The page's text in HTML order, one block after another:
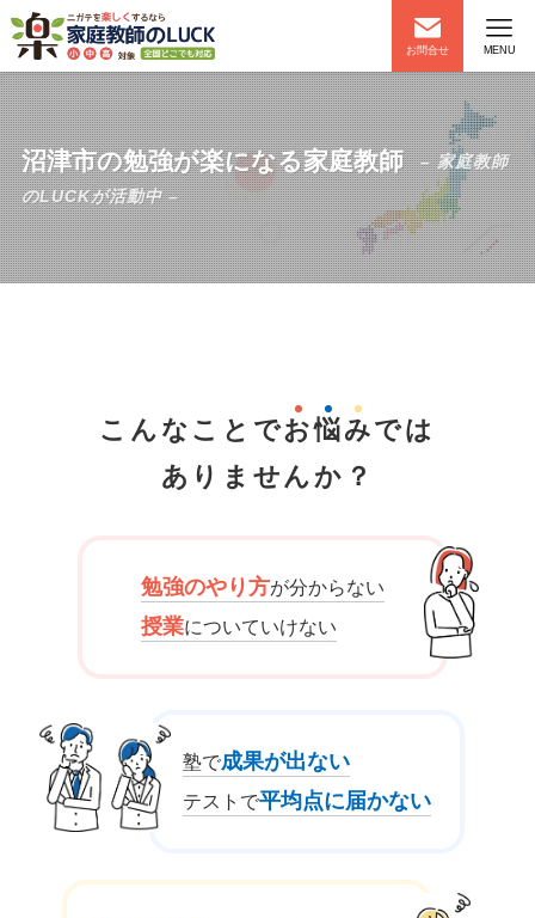
お問合せ MENU
沼津市の勉強が楽になる家庭教師
– 家庭教師
のLUCKが活動中 –
こんなことでお悩みでは
ありませんか？
勉強のやり方が分からない
授業についていけない
塾で成果が出ない
テストで平均点に届かない